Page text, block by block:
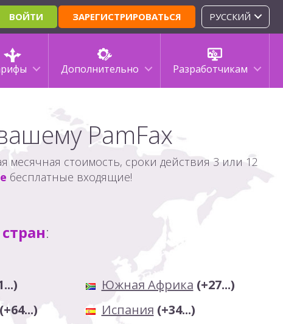
ВОЙТИ ЗАРЕГИСТРИРОВАТЬСЯ РУССКИЙ
Дополнительно Разработчикам
PamFax
месячная стоимость, сроки действия 3 или 12
бесплатные входящие!
:
(+64...)
Южная Африка (+27...)
Испания (+34...)